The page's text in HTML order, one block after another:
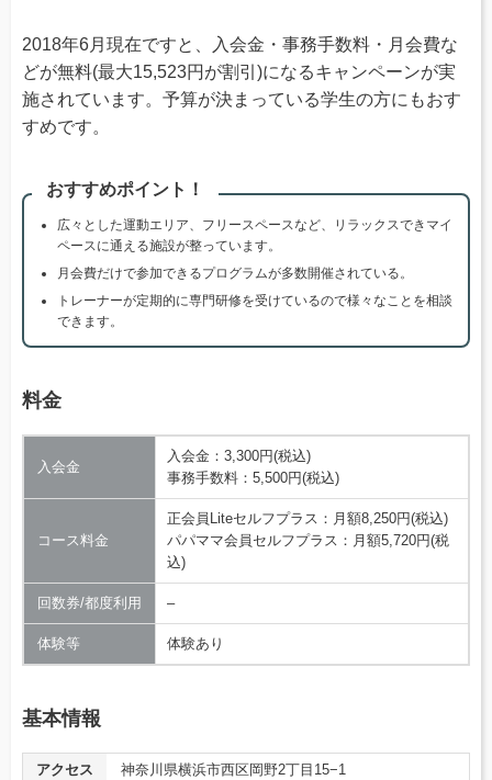
2018年6月現在ですと、入会金・事務手数料・月会費な
どが無料(最大15,523円が割引)になるキャンペーンが実
施されています。予算が決まっている学生の方にもおす
すめです。
おすすめポイント！
広々とした運動エリア、フリースペースなど、リラックスできマイ
ペースに通える施設が整っています。
月会費だけで参加できるプログラムが多数開催されている。
トレーナーが定期的に専門研修を受けているので様々なことを相談
できます。
料金
入会金
入会金：3,300円(税込)
事務手数料：5,500円(税込)
コース料金
正会員Liteセルフプラス：月額8,250円(税込)
パパママ会員セルフプラス：月額5,720円(税
込)
回数券/都度利用 –
体験等 体験あり
基本情報
アクセス
神奈川県横浜市西区岡野2丁目15−1